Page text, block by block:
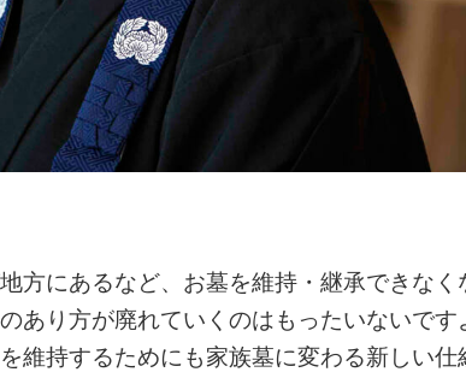
方にあるなど、お墓を維持・継承できなく
あり方が廃れていくのはもったいないです
維持するためにも家族墓に変わる新しい仕